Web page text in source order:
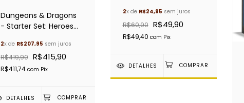
Dungeons & Dragons
- Starter Set: Heroes
2x de R$207,95 sem juros
R$419,90 R$415,90
R$411,74 com Pix
DETALHES
2x de R$24,95 sem juros
R$60,90 R$49,90
R$49,40 com Pix
DETALHES